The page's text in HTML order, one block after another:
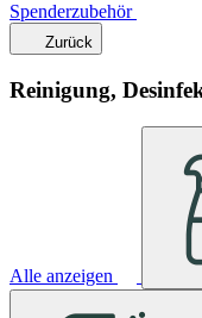
Spenderzubehör
Zurück
Reinigung,
Alle anzeigen